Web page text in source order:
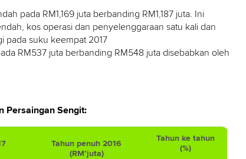
pada RM1,169 juta berbanding RM1,187 juta. Ini
kos operasi dan penyelenggaraan satu kali dan
pada suku keempat 2017
RM537 juta berbanding RM548 juta disebabkan oleh
Persaingan Sengit:
Tahun penuh 2016
(RM’juta)
Tahun ke tahun
(%)